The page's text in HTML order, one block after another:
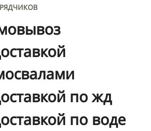
по жд
по воде